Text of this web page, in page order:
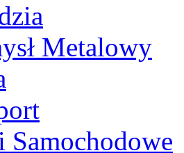
Metalowy
Samochodowe